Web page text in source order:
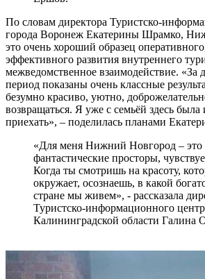
По словам директора Туристско-
города Воронеж Екатерины Шрамко,
это очень хороший образец
эффективного развития внутреннего
межведомственное взаимодействие. «За
период показаны очень классные
безумно красиво, уютно,
возвращаться. Я уже с семьёй здесь
приехать», – поделилась планами
«Для меня Нижний Новгород – это
фантастические просторы,
Когда ты смотришь на красоту,
окружает, осознаешь, в какой
стране мы живем», - рассказала
Туристско-информационного
Калининградской области Галина